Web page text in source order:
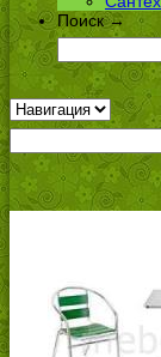
Поиск →